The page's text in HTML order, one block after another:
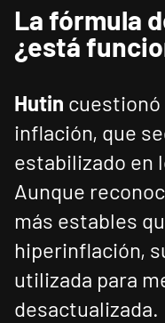
La fórmula
¿está
Hutin
inflación, que
estabilizado en
Aunque
más estables
hiperinflación,
utilizada para
desactualizada.